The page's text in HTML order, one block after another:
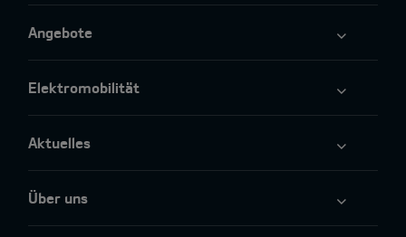
Angebote
Elektromobilität
Aktuelles
Über uns